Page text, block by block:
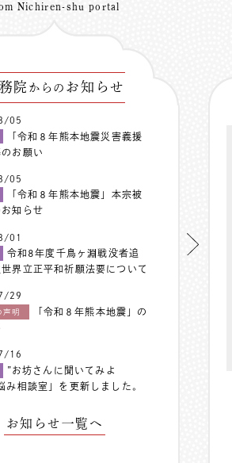
Nichiren-shu portal
院 からの お知らせ
05
「令和８年熊本地震災害義援
お願い
05
「令和８年熊本地震」本宗被
知らせ
01
令和8年度千鳥ヶ淵戦没者追
界立正平和祈願法要について
29
声明
「令和８年熊本地震」の
16
”お坊さんに聞いてみよ
み相談室」を更新しました。
お知らせ一覧へ